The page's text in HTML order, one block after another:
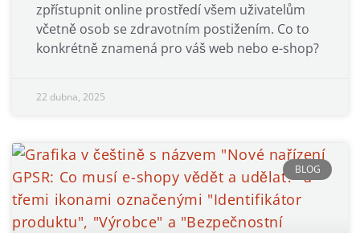
zpřístupnit online prostředí všem uživatelům
včetně osob se zdravotním postižením. Co to
konkrétně znamená pro váš web nebo e-shop?
22 dubna, 2025
BLOG